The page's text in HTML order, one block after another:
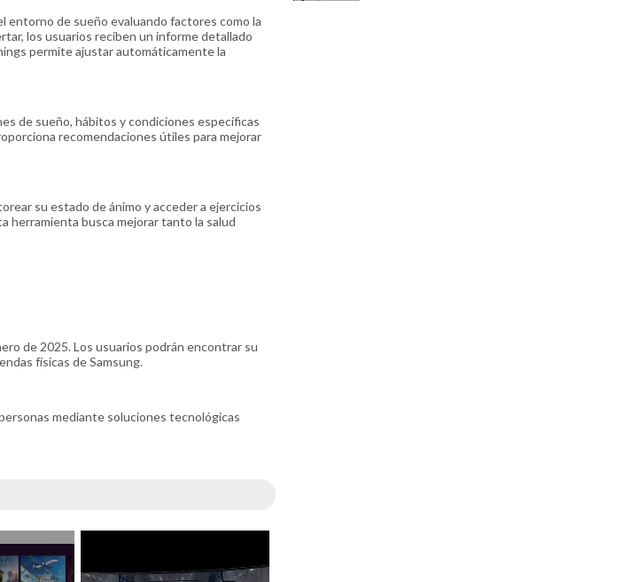
entorno de sueño evaluando factores como la
los usuarios reciben un informe detallado
permite ajustar automáticamente la
de sueño, hábitos y condiciones específicas
recomendaciones útiles para mejorar
su estado de ánimo y acceder a ejercicios
herramienta busca mejorar tanto la salud
de 2025. Los usuarios podrán encontrar su
físicas de Samsung.
mediante soluciones tecnológicas